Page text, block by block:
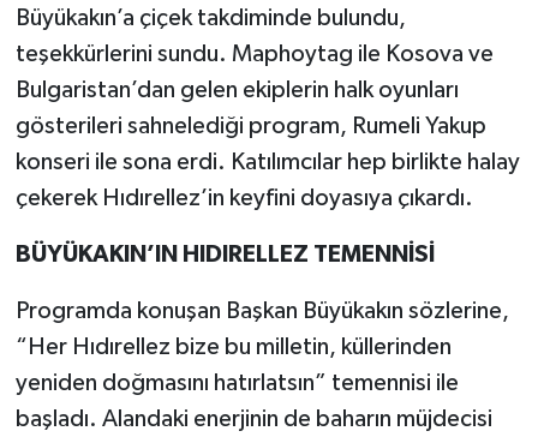
Büyükakın’a çiçek takdiminde bulundu,
teşekkürlerini sundu. Maphoytag ile Kosova ve
Bulgaristan’dan gelen ekiplerin halk oyunları
gösterileri sahnelediği program, Rumeli Yakup
konseri ile sona erdi. Katılımcılar hep birlikte halay
çekerek Hıdırellez’in keyfini doyasıya çıkardı.
BÜYÜKAKIN’IN HIDIRELLEZ TEMENNİSİ
Programda konuşan Başkan Büyükakın sözlerine,
“Her Hıdırellez bize bu milletin, küllerinden
yeniden doğmasını hatırlatsın” temennisi ile
başladı. Alandaki enerjinin de baharın müjdecisi